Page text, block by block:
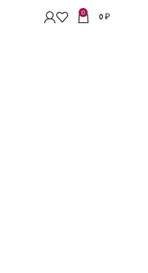
0 0 ₽